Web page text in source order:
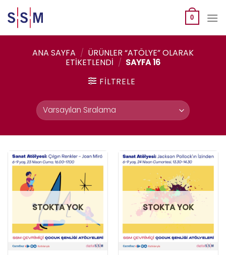
to
content
0
ANA SAYFA / ÜRÜNLER “ATÖLYE” OLARAK
ETIKETLENDI / SAYFA 16
FILTRELE
STOKTA YOK STOKTA YOK